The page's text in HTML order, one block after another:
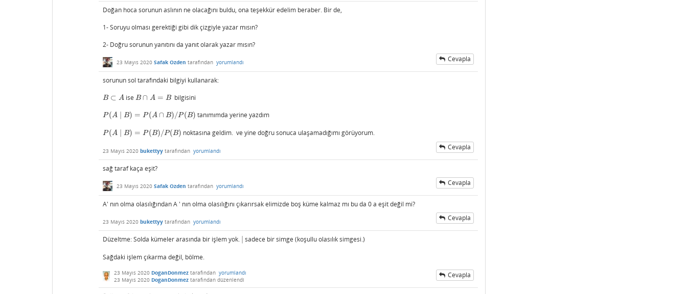
Doğan hoca sorunun aslının ne olacağını buldu, ona teşekkür edelim beraber. Bir de,
1- Soruyu olması gerektiği gibi dik çizgiyle yazar mısın?
2- Doğru sorunun yanıtını da yanıt olarak yazar mısın?
23 Mayıs 2020 Safak Ozden tarafından yorumlandı Cevapla
sorunun sol tarafındaki bilgiyi kullanarak:
B ⊂ A
B⊂A ise B ∩ A = B
B∩A =B bilgisini
P(A B) = P(A ∩ B)/P(B)
P(A∣B =P(A ∩B)/P(B) tanımımda yerine yazdım
P(A B) = P(B)/P(B)
P(A∣B =P(B )/P (B) noktasına geldim. ve yine doğru sonuca ulaşamadığımı görüyorum.
23 Mayıs 2020 bukettyy tarafından yorumlandı Cevapla
sağ taraf kaça eşit?
23 Mayıs 2020 Safak Ozden tarafından yorumlandı Cevapla
A' nın olma olasılığından A ' nın olma olasılığını çıkarırsak elimizde boş küme kalmaz mı bu da 0 a eşit değil mi?
23 Mayıs 2020 bukettyy tarafından yorumlandı Cevapla
Düzeltme: Solda kümeler arasında bir işlem yok. sadece bir simge (koşullu olasılık simgesi.)
Sağdaki işlem çıkarma değil, bölme.
23 Mayıs 2020 DoganDonmez tarafından yorumlandı
23 Mayıs 2020 DoganDonmez tarafından düzenlendi
Cevapla